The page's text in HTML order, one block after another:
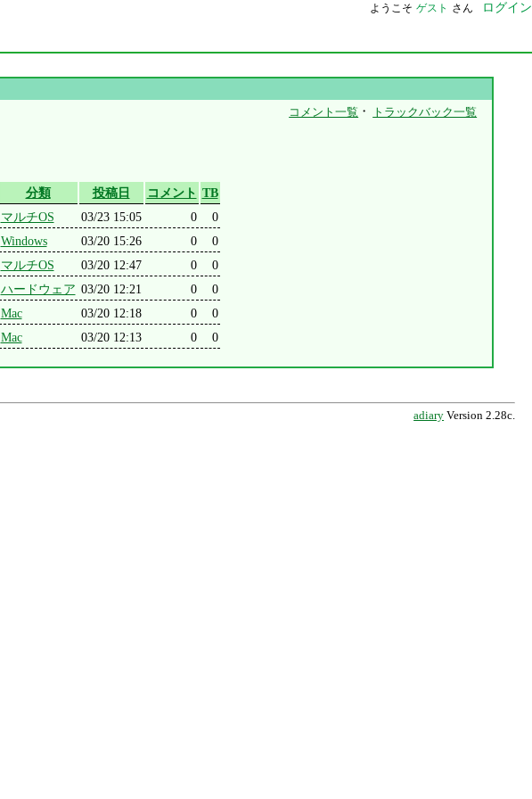
ようこそ ゲスト さん ログイン
コメント一覧 ・ トラックバック一覧
分類 投稿日 コメント TB
マルチOS 03/23 15:05 0
0
Windows 03/20 15:26 0
0
マルチOS 03/20 12:47 0
0
ハードウェア 03/20 12:21 0
0
Mac 03/20 12:18 0
0
Mac 03/20 12:13 0 0
adiary Version 2.28c.